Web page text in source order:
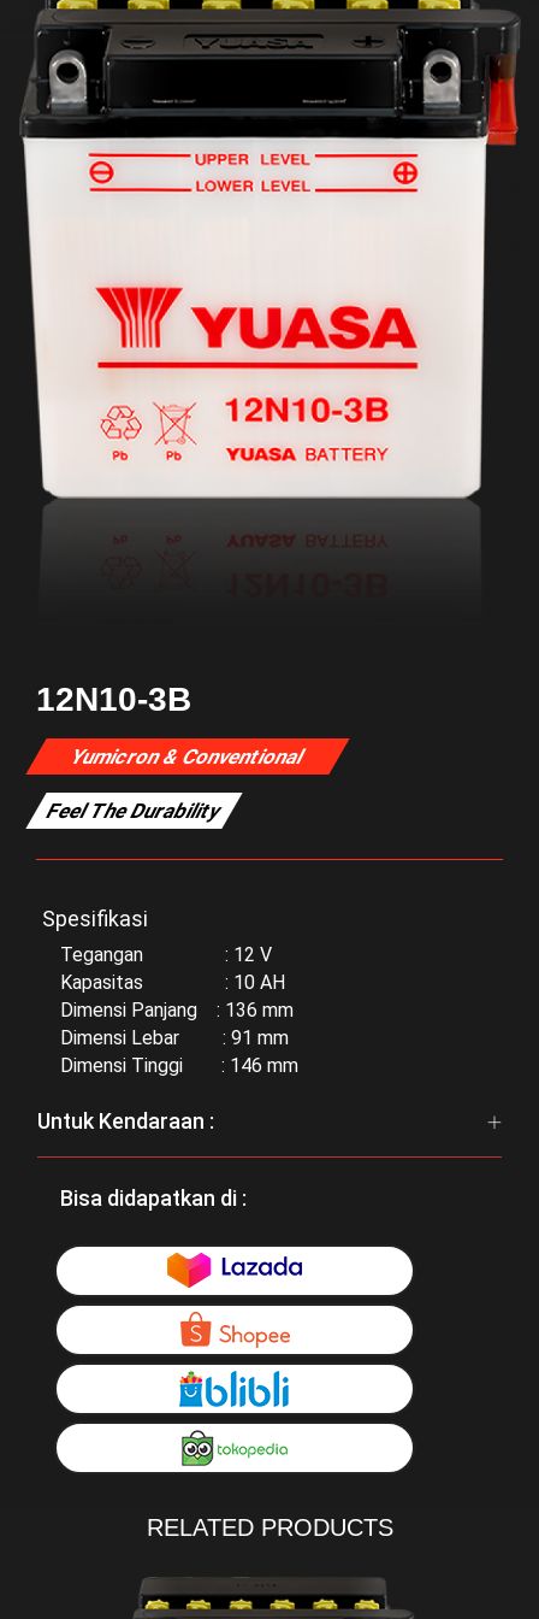
12N10-3B
Yumicron & Conventional
Feel The Durability
Spesifikasi
Tegangan : 12 V
Kapasitas : 10 AH
Dimensi Panjang : 136 mm
Dimensi Lebar : 91 mm
Dimensi Tinggi : 146 mm
Untuk Kendaraan :
Bisa didapatkan di :
RELATED PRODUCTS